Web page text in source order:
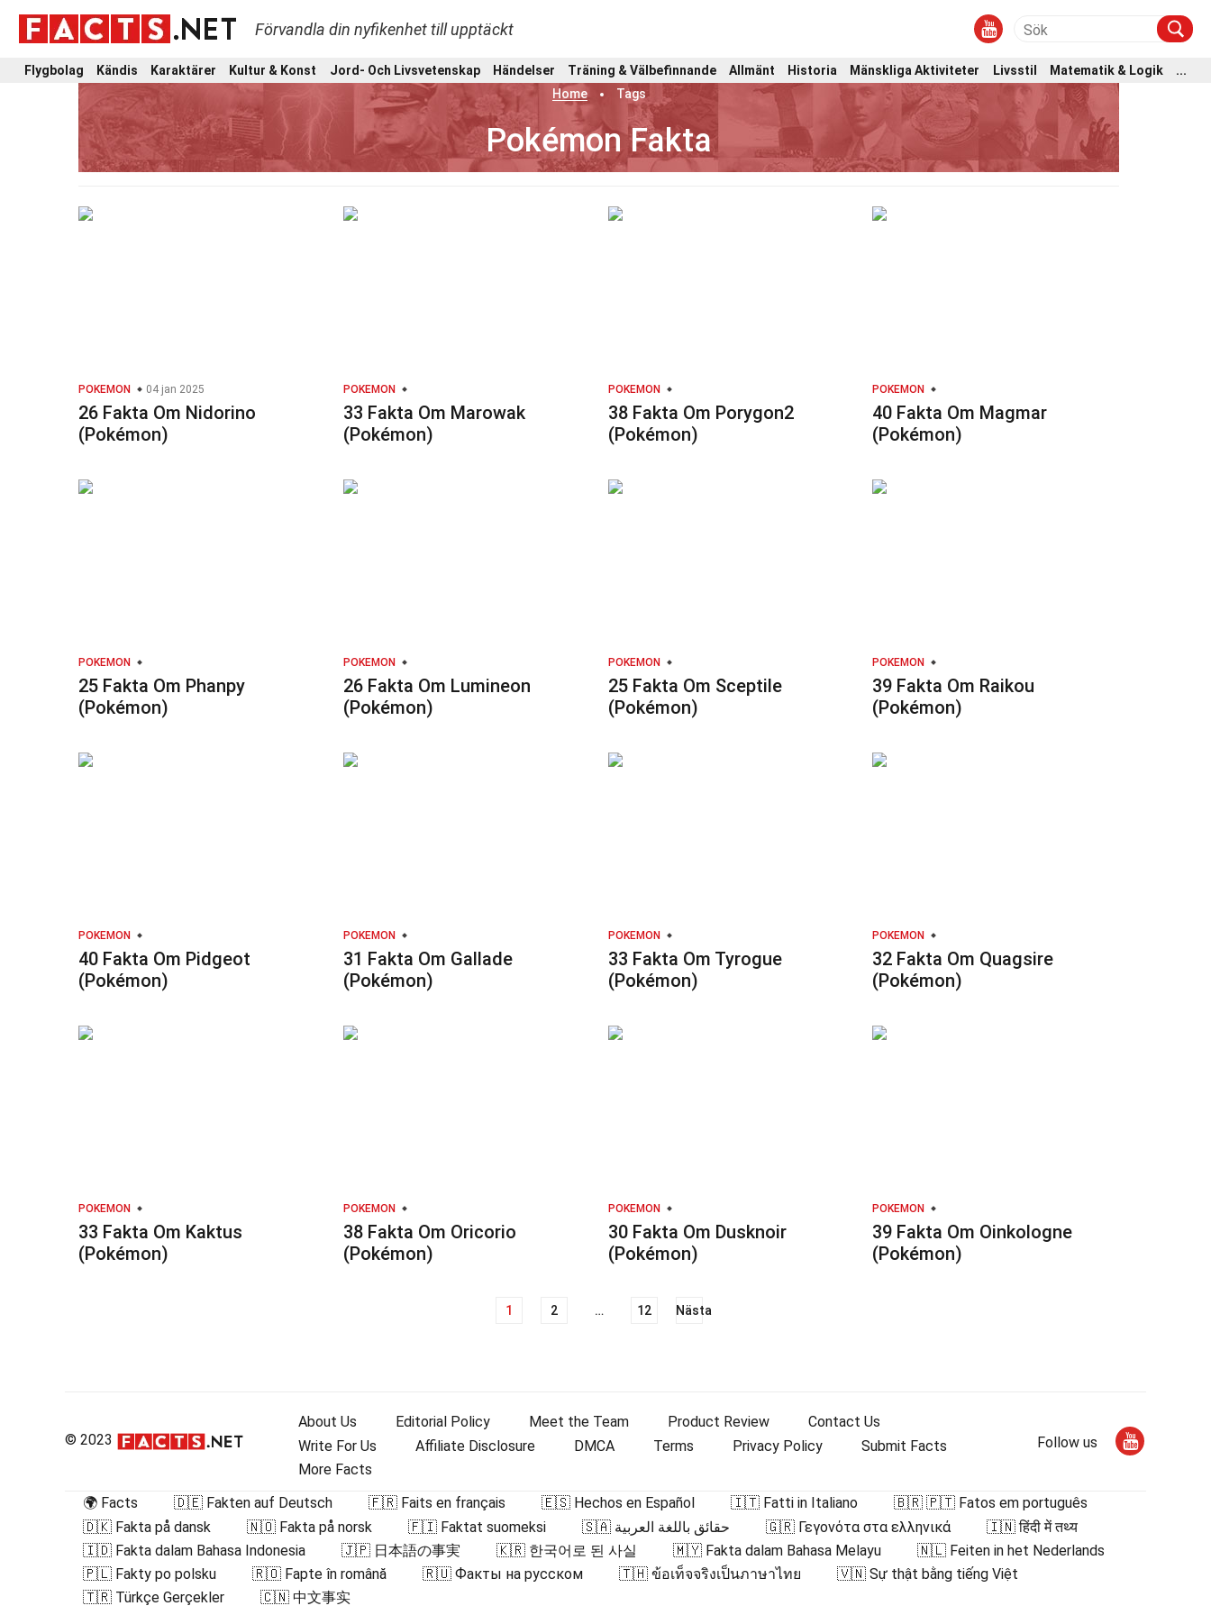
Förvandla din nyfikenhet till upptäckt
Flygbolag Kändis Karaktärer Kultur & Konst Jord- Och Livsvetenskap Händelser Träning & Välbefinnande Allmänt Historia Mänskliga Aktiviteter Livsstil Matematik & Logik
...
Home
Tags
Pokémon Fakta
POKEMON 04 jan 2025
26 Fakta Om Nidorino
(Pokémon)
POKEMON
33 Fakta Om Marowak
(Pokémon)
POKEMON
38 Fakta Om Porygon2
(Pokémon)
POKEMON
40 Fakta Om Magmar
(Pokémon)
POKEMON
25 Fakta Om Phanpy
(Pokémon)
POKEMON
26 Fakta Om Lumineon
(Pokémon)
POKEMON
25 Fakta Om Sceptile
(Pokémon)
POKEMON
39 Fakta Om Raikou
(Pokémon)
POKEMON
40 Fakta Om Pidgeot
(Pokémon)
POKEMON
31 Fakta Om Gallade
(Pokémon)
POKEMON
33 Fakta Om Tyrogue
(Pokémon)
POKEMON
32 Fakta Om Quagsire
(Pokémon)
POKEMON
33 Fakta Om Kaktus
(Pokémon)
POKEMON
38 Fakta Om Oricorio
(Pokémon)
POKEMON
30 Fakta Om Dusknoir
(Pokémon)
POKEMON
39 Fakta Om Oinkologne
(Pokémon)
1 2 … 12 Nästa
© 2023
About Us Editorial Policy Meet the Team Product Review
Contact Us
Write For Us
Affiliate Disclosure DMCA Terms Privacy Policy
Submit Facts
More Facts
Follow us
🌍 Facts 🇩🇪 Fakten auf Deutsch 🇫🇷 Faits en français 🇪🇸 Hechos en Español 🇮🇹 Fatti in Italiano
🇧🇷 🇵🇹 Fatos em português
🇩🇰 Fakta på dansk
🇳🇴 Fakta på norsk 🇫🇮 Faktat suomeksi 🇸🇦 حقائق باللغة العربية 🇬🇷 Γεγονότα στα ελληνικά
🇮🇳 हिंदी में तथ्य
🇮🇩 Fakta dalam Bahasa Indonesia
🇯🇵 日本語の事実 🇰🇷 한국어로 된 사실 🇲🇾 Fakta dalam Bahasa Melayu
🇳🇱 Feiten in het Nederlands
🇵🇱 Fakty po polsku
🇷🇴 Fapte în română 🇷🇺 Факты на русском 🇹🇭 ข้อเท็จจริงเป็นภาษาไทย
🇻🇳 Sự thật bằng tiếng Việt
🇹🇷 Türkçe Gerçekler
🇨🇳 中文事实